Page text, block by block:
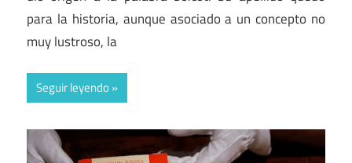
para la historia, aunque asociado a un concepto no
muy lustroso, la
Seguir leyendo